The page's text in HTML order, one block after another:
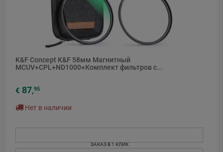
K&F Concept K&F 58мм Магнитный
MCUV+CPL+ND1000+Комплект фильтров с...
€ 87,95
Нет в наличии
ЗАКАЗ В 1 КЛИК